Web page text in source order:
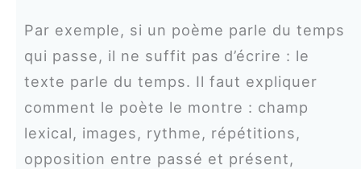
Par exemple, si un poème parle du temps
qui passe, il ne suffit pas d’écrire : le
texte parle du temps. Il faut expliquer
comment le poète le montre : champ
lexical, images, rythme, répétitions,
opposition entre passé et présent,